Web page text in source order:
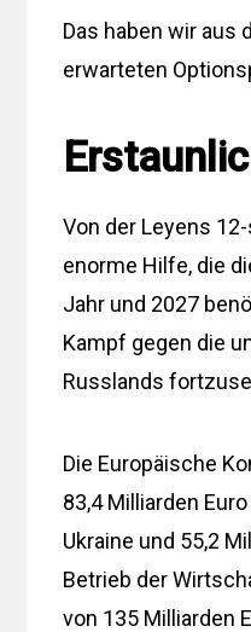
Das haben wir aus
erwarteten
Von der Leyens
enorme Hilfe, die
Jahr und 2027
Kampf gegen die
Russlands
Die Europäische
83,4 Milliarden
Ukraine und 55,2
Betrieb der
von 135 Milliarden